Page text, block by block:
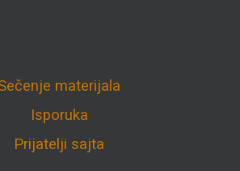
materijala
Isporuka
Prijatelji sajta